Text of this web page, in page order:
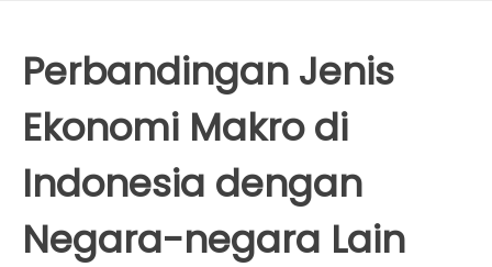
Perbandingan Jenis
Ekonomi Makro di
Indonesia dengan
Negara-negara Lain